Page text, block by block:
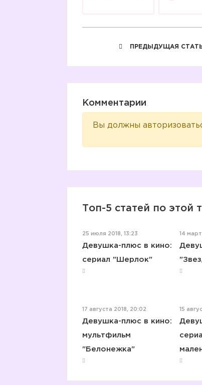
ПРЕДЫДУЩАЯ
Комментарии
Вы должны
Топ-5 статей по этой
25 июля 2018, 13:23
Девушка-плюс в кино:
сериал "Шерлок"
14
17 августа 2018, 20:02
Девушка-плюс в кино:
мультфильм
"Белонежка"
15